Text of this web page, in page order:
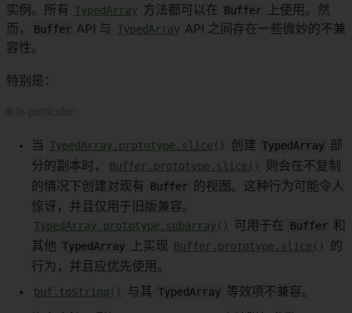
实例。所有
TypedArray 方法都可以在 Buffer
上使用。然
而，
Buffer API 与 TypedArray API 之间存在一些微妙的不兼
容性。
特别是：
当 TypedArray.prototype.slice() 创建 TypedArray 部
分的副本时，
Buffer.prototype.slice()
则会在不复制
的情况下创建对现有
Buffer
的视图。这种行为可能令人
惊讶，并且仅用于旧版兼容。
TypedArray.prototype.subarray()
可用于在 Buffer 和
其他 TypedArray 上实现 Buffer.prototype.slice()
的
行为，并且应优先使用。
buf.toString()
与其 TypedArray 等效项不兼容。